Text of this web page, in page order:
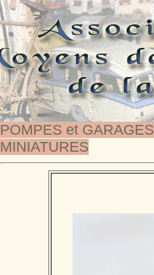
POMPES et GARAGES
MINIATURES